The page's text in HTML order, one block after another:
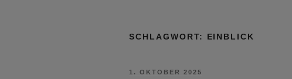
SCHLAGWORT: EINBLICK
VERÖFFENTLICHT
1. OKTOBER 2025